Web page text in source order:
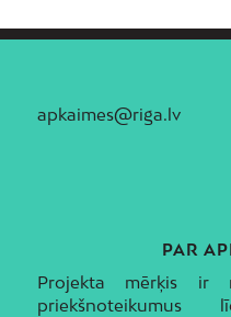
apkaimes@riga.lv
PAR
Projekta mērķis ir